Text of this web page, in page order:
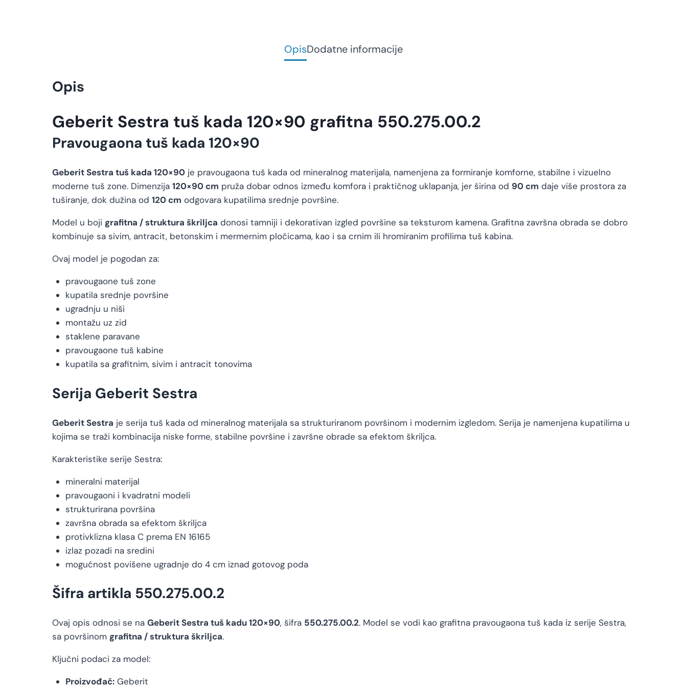
OpisDodatne informacije
Opis
Geberit Sestra tuš kada 120×90 grafitna 550.275.00.2
Pravougaona tuš kada 120×90
Geberit Sestra tuš kada 120×90 je pravougaona tuš kada od mineralnog materijala, namenjena za formiranje komforne, stabilne i vizuelno
moderne tuš zone. Dimenzija 120×90 cm pruža dobar odnos između komfora i praktičnog uklapanja, jer širina od 90 cm daje više prostora za
tuširanje, dok dužina od 120 cm odgovara kupatilima srednje površine.
Model u boji grafitna / struktura škriljca donosi tamniji i dekorativan izgled površine sa teksturom kamena. Grafitna završna obrada se dobro
kombinuje sa sivim, antracit, betonskim i mermernim pločicama, kao i sa crnim ili hromiranim profilima tuš kabina.
Ovaj model je pogodan za:
pravougaone tuš zone
kupatila srednje površine
ugradnju u niši
montažu uz zid
staklene paravane
pravougaone tuš kabine
kupatila sa grafitnim, sivim i antracit tonovima
Serija Geberit Sestra
Geberit Sestra je serija tuš kada od mineralnog materijala sa strukturiranom površinom i modernim izgledom. Serija je namenjena kupatilima u
kojima se traži kombinacija niske forme, stabilne površine i završne obrade sa efektom škriljca.
Karakteristike serije Sestra:
mineralni materijal
pravougaoni i kvadratni modeli
strukturirana površina
završna obrada sa efektom škriljca
protivklizna klasa C prema EN 16165
izlaz pozadi na sredini
mogućnost povišene ugradnje do 4 cm iznad gotovog poda
Šifra artikla 550.275.00.2
Ovaj opis odnosi se na Geberit Sestra tuš kadu 120×90, šifra 550.275.00.2. Model se vodi kao grafitna pravougaona tuš kada iz serije Sestra,
sa površinom grafitna / struktura škriljca.
Ključni podaci za model:
Proizvođač:Geberit